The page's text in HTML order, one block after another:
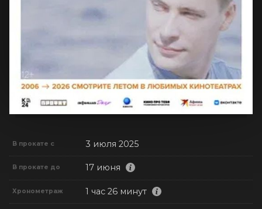
В прокате с 3 июля 2025
В прокате до 17 июня
Хронометраж 1 час 26 минут